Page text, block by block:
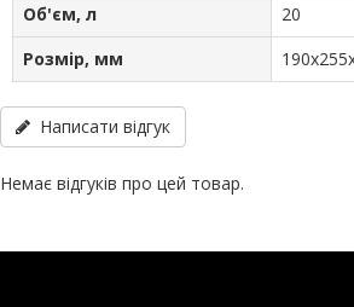
Об'єм, л
20
Розмір, мм
Написати відгук
Немає відгуків про цей товар.